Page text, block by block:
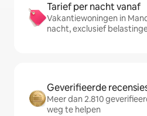
Tarief per nacht vanaf
Vakantiewoningen in
nacht, exclusief
Geverifieerde
Meer dan 2.810
weg te helpen